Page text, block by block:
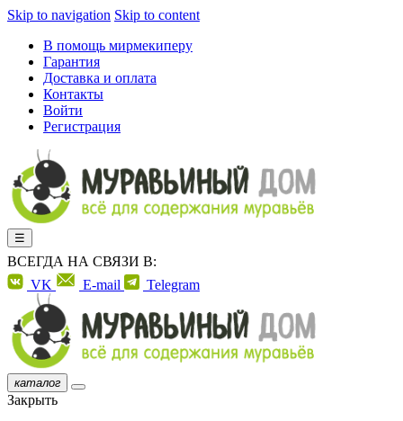
Skip to navigation Skip to content
В помощь мирмекиперу
Гарантия
Доставка и оплата
Контакты
Войти
Регистрация
☰
ВСЕГДА НА СВЯЗИ В:
VK
E-mail Telegram
каталог
Закрыть